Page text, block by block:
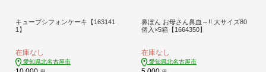
キューブシフォンケーキ【163141
1】
在庫なし
愛知県北名古屋市
鼻ぽん お母さん鼻血～!! 大サイズ80
個入×5箱【1664350】
在庫なし
愛知県北名古屋市